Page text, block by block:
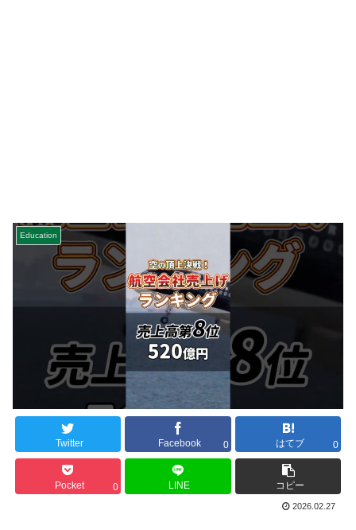
Education
Twitter Facebook 0 はてブ 0
Pocket 0 LINE コピー
2026.02.27